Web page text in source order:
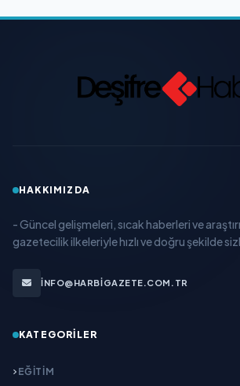
HAKKIMIZDA
- Güncel gelişmeleri, sıcak haberleri ve
gazetecilik ilkeleriyle hızlı ve doğru şekilde
INFO@HARBIGAZETE.COM.TR
KATEGORILER
EĞITIM